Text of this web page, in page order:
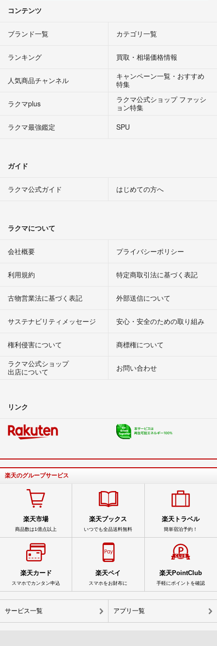
コンテンツ
ブランド一覧 カテゴリ一覧
ランキング 買取・相場価格情報
人気商品チャンネル
キャンペーン一覧・おすすめ
特集
ラクマplus
ラクマ公式ショップ ファッシ
ョン特集
ラクマ最強鑑定
SPU
ガイド
ラクマ公式ガイド はじめての方へ
ラクマについて
会社概要 プライバシーポリシー
利用規約 特定商取引法に基づく表記
古物営業法に基づく表記 外部送信について
サステナビリティメッセージ 安心・安全のための取り組み
権利侵害について
商標権について
ラクマ公式ショップ
出店について
お問い合わせ
リンク
楽天のグループサービス
楽天市場
商品数は1億点以上
楽天ブックス
いつでも全品送料無料
楽天トラベル
簡単宿泊予約！
楽天カード
スマホでカンタン申込
楽天ペイ
スマホをお財布に
楽天PointClub
手軽にポイントを確認
サービス一覧 アプリ一覧